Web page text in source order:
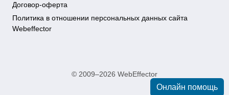
Онлайн помощь
Договор-оферта
Политика в отношении персональных данных сайта
Webeffector
© 2009–2026 WebEffector